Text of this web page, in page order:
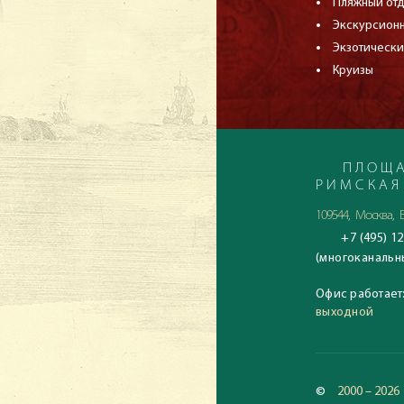
Пляжный
Круизы
РИМСКАЯ
109544, Москва,
+7 (495)
Офис работает:
выходной
© 2000 – 2026